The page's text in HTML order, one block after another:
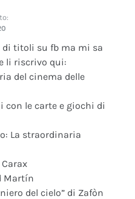
di titoli su fb ma mi sa
li riscrivo qui:
del cinema delle
con le carte e giochi di
La straordinaria
Martín
del cielo” di Zafòn